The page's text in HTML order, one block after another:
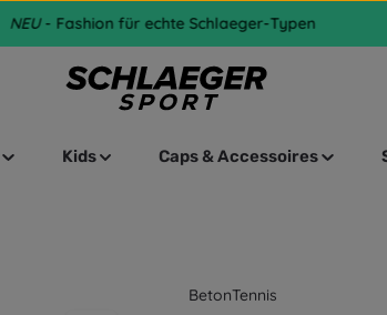
NEU- Fashion für echte Schlaeger-Typen
Kids Caps & Accessoires
BetonTennis